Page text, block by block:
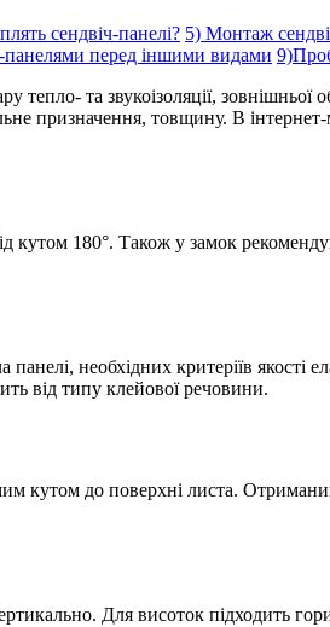
сендвіч-панелі? 5) Монтаж
панелями перед іншими видами
тепло- та звукоізоляції, зовнішньої
призначення, товщину. В
кутом 180°. Також у замок
необхідних критеріїв якості
від типу клейової речовини.
кутом до поверхні листа.
Для висоток підходить